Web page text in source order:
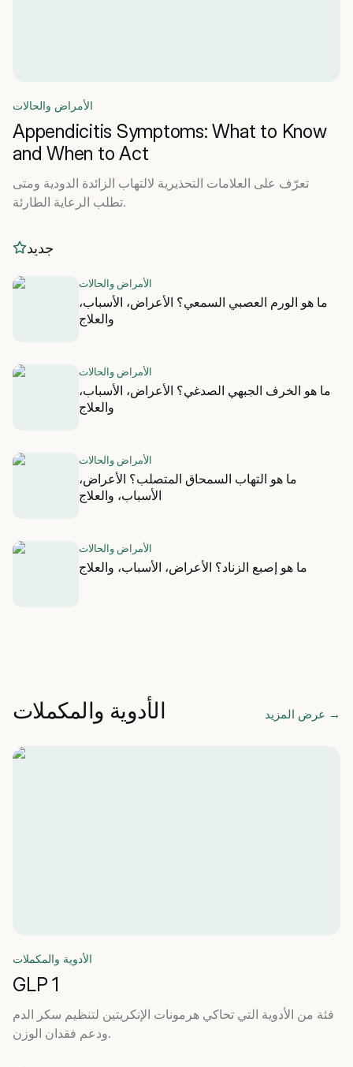
الأمراض والحالات
Appendicitis Symptoms: What to Know
and When to Act
تعرّف على العلامات التحذيرية لالتهاب الزائدة الدودية ومتى
تطلب الرعاية الطارئة.
جديد
الأمراض والحالات
ما هو الورم العصبي السمعي؟ الأعراض، الأسباب،
والعلاج
الأمراض والحالات
ما هو الخرف الجبهي الصدغي؟ الأعراض، الأسباب،
والعلاج
الأمراض والحالات
ما هو التهاب السمحاق المتصلب؟ الأعراض،
الأسباب، والعلاج
الأمراض والحالات
ما هو إصبع الزناد؟ الأعراض، الأسباب، والعلاج
الأدوية والمكملات عرض المزيد →
الأدوية والمكملات
GLP 1
فئة من الأدوية التي تحاكي هرمونات الإنكريتين لتنظيم سكر الدم
ودعم فقدان الوزن.